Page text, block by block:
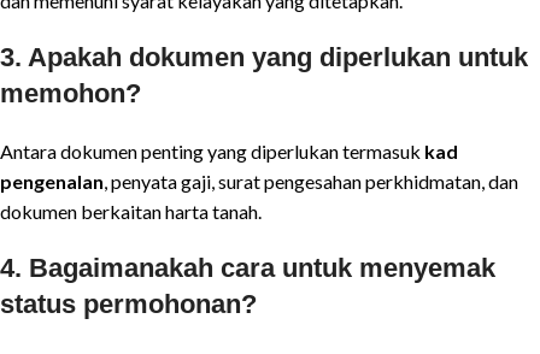
3. Apakah dokumen yang diperlukan untuk
memohon?
Antara dokumen penting yang diperlukan termasuk kad
pengenalan , penyata gaji, surat pengesahan perkhidmatan, dan
dokumen berkaitan harta tanah.
4. Bagaimanakah cara untuk menyemak
status permohonan?